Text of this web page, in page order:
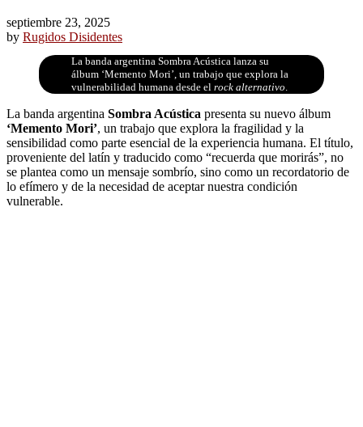
septiembre 23, 2025
by Rugidos Disidentes
La banda argentina Sombra Acústica lanza su
álbum ‘Memento Mori’, un trabajo que explora la
vulnerabilidad humana desde el rock alternativo.
La banda argentina Sombra Acústica presenta su nuevo álbum
‘Memento Mori’, un trabajo que explora la fragilidad y la
sensibilidad como parte esencial de la experiencia humana. El título,
proveniente del latín y traducido como “recuerda que morirás”, no
se plantea como un mensaje sombrío, sino como un recordatorio de
lo efímero y de la necesidad de aceptar nuestra condición
vulnerable.